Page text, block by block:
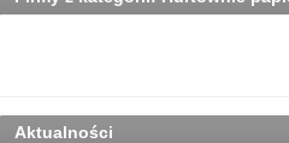
Aktualności